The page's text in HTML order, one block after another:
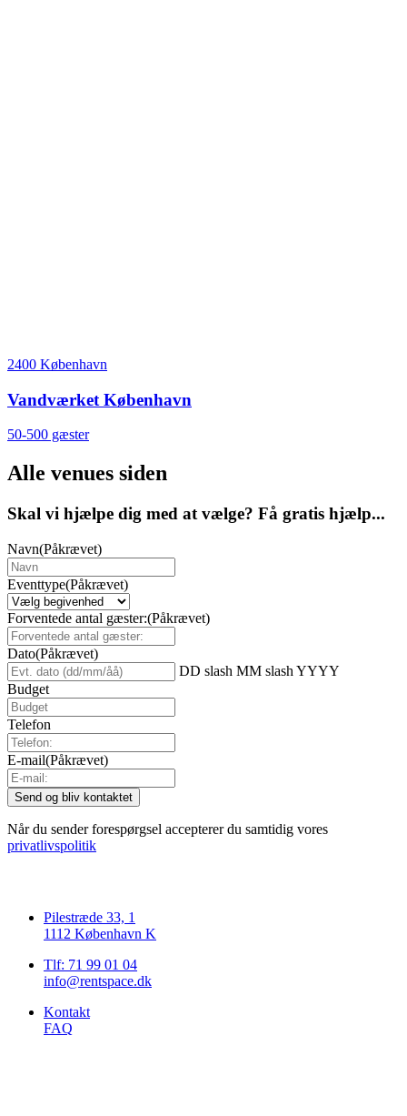
2400 København
Vandværket København
50-500 gæster
Alle venues siden
Skal vi hjælpe dig med at vælge? Få gratis hjælp...
Navn(Påkrævet)
Eventtype(Påkrævet)
Forventede antal gæster:(Påkrævet)
Dato(Påkrævet)
DD slash MM slash YYYY
Budget
Telefon
E-mail(Påkrævet)
Når du sender forespørgsel accepterer du samtidig vores
privatlivspolitik
Pilestræde 33, 1
1112 København K
Tlf: 71 99 01 04
info@rentspace.dk
Kontakt
FAQ